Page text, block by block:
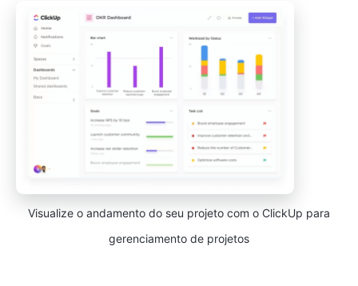
Visualize o andamento do seu projeto com o ClickUp para
gerenciamento de projetos